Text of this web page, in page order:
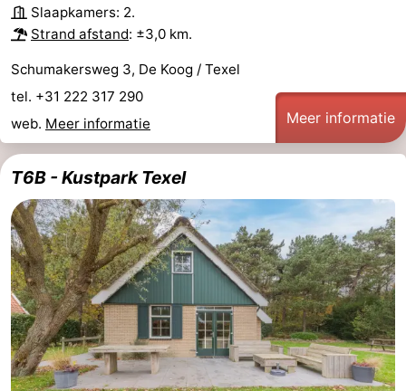
Slaapkamers: 2.
Strand afstand: ±3,0 km.
Schumakersweg 3, De Koog / Texel
tel. +31 222 317 290
web. Meer informatie Meer informatie
T6B - Kustpark Texel